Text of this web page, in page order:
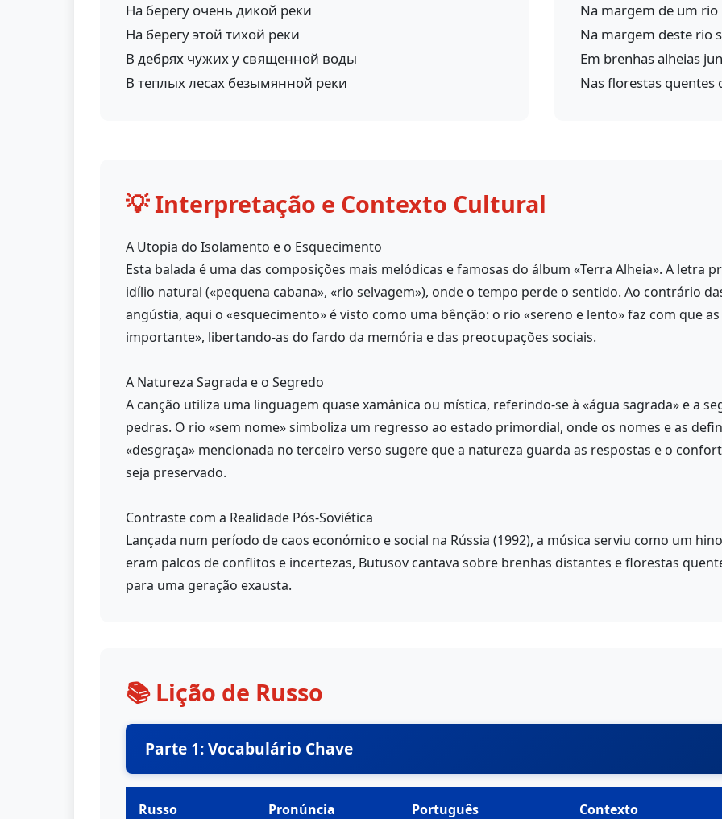
На берегу очень дикой реки
На берегу этой тихой реки
В дебрях чужих у священной воды
В теплых лесах безымянной реки
Na margem de um
Na margem deste rio
Em brenhas alheias
Nas florestas
💡 Interpretação e Contexto Cultural
A Utopia do Isolamento e o Esquecimento
Esta balada é uma das composições mais melódicas e famosas do álbum «Terra Alheia». A letra
idílio natural («pequena cabana», «rio selvagem»), onde o tempo perde o sentido. Ao contrário
angústia, aqui o «esquecimento» é visto como uma bênção: o rio «sereno e lento» faz com que
importante», libertando-as do fardo da memória e das preocupações sociais.
A Natureza Sagrada e o Segredo
A canção utiliza uma linguagem quase xamânica ou mística, referindo-se à «água sagrada» e a
pedras. O rio «sem nome» simboliza um regresso ao estado primordial, onde os nomes e as
«desgraça» mencionada no terceiro verso sugere que a natureza guarda as respostas e o
seja preservado.
Contraste com a Realidade Pós-Soviética
Lançada num período de caos económico e social na Rússia (1992), a música serviu como um
eram palcos de conflitos e incertezas, Butusov cantava sobre brenhas distantes e florestas
para uma geração exausta.
📚 Lição de Russo
Parte 1: Vocabulário Chave
Russo Pronúncia Português Contexto